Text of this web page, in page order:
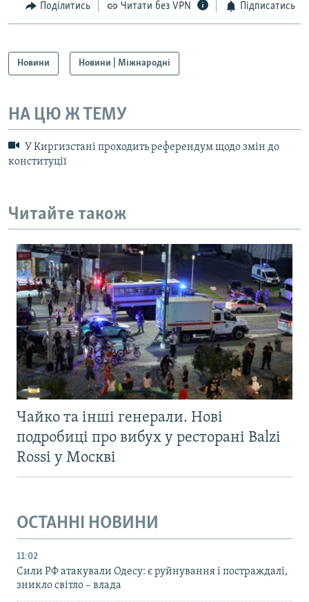
Поділитись Читати без VPN Підписатись
Новини Новини | Міжнародні
НА ЦЮ Ж ТЕМУ
У Киргизстані проходить референдум щодо змін до
конституції
Читайте також
Чайко та інші генерали. Нові
подробиці про вибух у ресторані Balzi
Rossi у Москві
ОСТАННІ НОВИНИ
11:02
Сили РФ атакували Одесу: є руйнування і постраждалі,
зникло світло – влада